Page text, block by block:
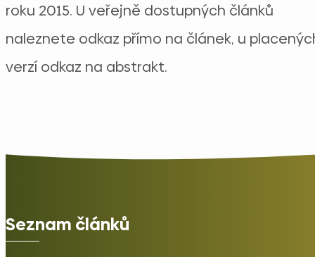
roku 2015. U veřejně dostupných článků
naleznete odkaz přímo na článek, u
verzí odkaz na abstrakt.
Seznam článků